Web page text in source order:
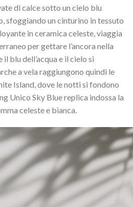
di calce sotto un cielo blu
sfoggiando un cinturino in tessuto
in ceramica celeste, viaggia
per gettare l’ancora nella
blu dell’acqua e il cielo si
a vela raggiungono quindi le
Island, dove le notti si fondono
Unico Sky Blue replica indossa la
celeste e bianca.